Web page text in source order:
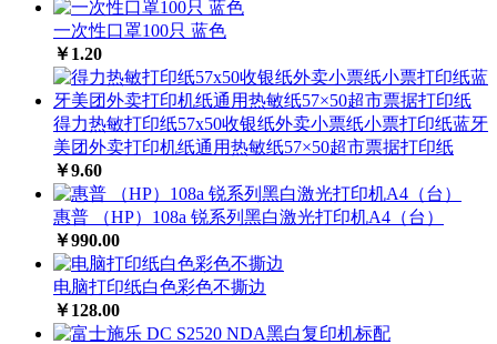
一次性口罩100只 蓝色
￥1.20
得力热敏打印纸57x50收银纸外卖小票纸小票打印纸蓝牙
美团外卖打印机纸通用热敏纸57×50超市票据打印纸
￥9.60
惠普 （HP）108a 锐系列黑白激光打印机A4（台）
￥990.00
电脑打印纸白色彩色不撕边
￥128.00